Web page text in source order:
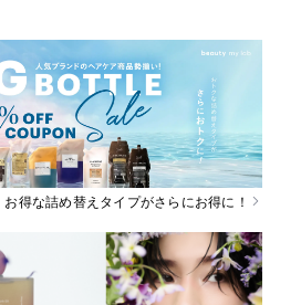
お得な詰め替えタイプがさらにお得に！